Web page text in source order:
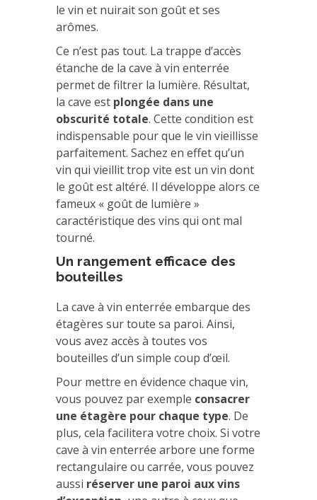
le vin et nuirait son goût et ses
arômes.
Ce n’est pas tout. La trappe d’accès
étanche de la cave à vin enterrée
permet de filtrer la lumière. Résultat,
la cave est plongée dans une
obscurité totale. Cette condition est
indispensable pour que le vin vieillisse
parfaitement. Sachez en effet qu’un
vin qui vieillit trop vite est un vin dont
le goût est altéré. Il développe alors ce
fameux « goût de lumière »
caractéristique des vins qui ont mal
tourné.
Un rangement efficace des
bouteilles
La cave à vin enterrée embarque des
étagères sur toute sa paroi. Ainsi,
vous avez accès à toutes vos
bouteilles d’un simple coup d’œil.
Pour mettre en évidence chaque vin,
vous pouvez par exemple consacrer
une étagère pour chaque type. De
plus, cela facilitera votre choix. Si votre
cave à vin enterrée arbore une forme
rectangulaire ou carrée, vous pouvez
aussi réserver une paroi aux vins